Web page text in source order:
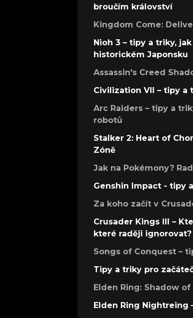
broučím království
Kingdom Come:
Nioh 3 – tipy a triky,
historickém Japonsku
Assassin's Creed
Civilization VII – tipy a
Arc Raiders – tipy a
robotů
Stalker 2: Heart of
Zóně
Jak na Pokémony?
Genshin Impact - tipy
Za koho začít v
Crusader Kings III –
které raději ignorovat?
Songs of Conquest –
Tipy a triky pro
Elden Ring: Shadow
Elden Ring Nightreing